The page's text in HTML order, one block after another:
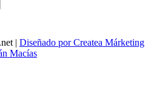
| Diseñado por Createa Márketing
Macías